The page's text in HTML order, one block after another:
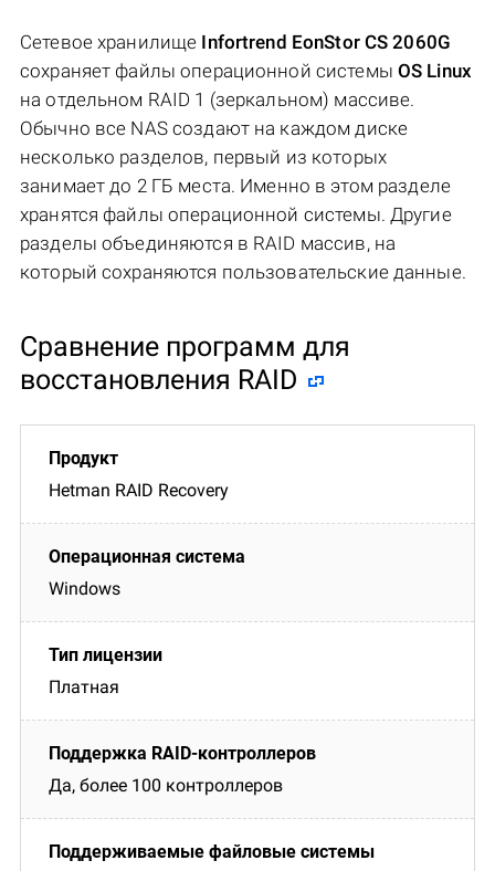
Сетевое хранилище Infortrend EonStor CS 2060G
сохраняет файлы операционной системы OS Linux
на отдельном RAID 1 (зеркальном) массиве.
Обычно все NAS создают на каждом диске
несколько разделов, первый из которых
занимает до 2 ГБ места. Именно в этом разделе
хранятся файлы операционной системы. Другие
разделы объединяются в RAID массив, на
который сохраняются пользовательские данные.
Сравнение программ для
восстановления RAID
Hetman RAID Recovery
Windows
Платная
Да, более 100 контроллеров